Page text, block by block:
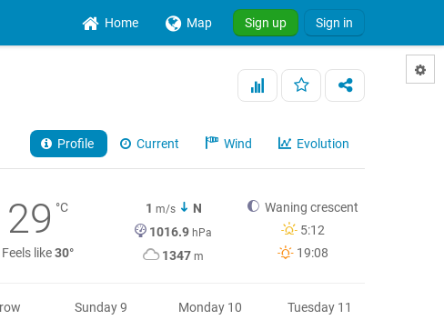
Home Map Sign up Sign in
Profile Current Wind Evolution
29 °C
Feels like30°
1 m/s
N
1016.9 hPa
1347 m
Waning crescent
5:12
19:08
Sunday 9 Monday 10 Tuesday 11